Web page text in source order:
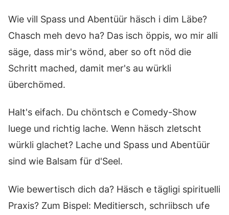
Wie vill Spass und Abentüür häsch i dim Läbe?
Chasch meh devo ha? Das isch öppis, wo mir alli
säge, dass mir's wönd, aber so oft nöd die
Schritt mached, damit mer's au würkli
überchömed.
Halt's eifach. Du chöntsch e Comedy-Show
luege und richtig lache. Wenn häsch zletscht
würkli glachet? Lache und Spass und Abentüür
sind wie Balsam für d'Seel.
Wie bewertisch dich da? Häsch e tägligi spirituelli
Praxis? Zum Bispel: Meditiersch, schriibsch ufe